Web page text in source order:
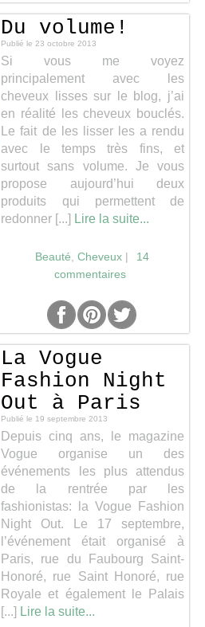
Du volume!
Publié le 23 octobre 2013
Si vous me voyez
principalement avec les
cheveux lisses sur le blog, j’ai
en réalité les cheveux bouclés.
Le fait de les lisser les a rendu
avec le temps très fins, et
surtout sans volume. Je vous
propose aujourd’hui deux
produits qui permettent de
redonner [...] Lire la suite...
Beauté ,Cheveux |
14
commentaires
La Vogue
Fashion Night
Out à Paris
Publié le 19 septembre 2013
Depuis cinq ans, le magazine
Vogue organise un des
événements les plus attendus
de la rentrée par les
fashionistas: la Vogue Fashion
Night Out. Le 17 septembre,
l’événement était organisé à
Paris, rue du Faubourg Saint-
Honoré, rue Saint Honoré, rue
Royale et également le Palais
[...] Lire la suite...